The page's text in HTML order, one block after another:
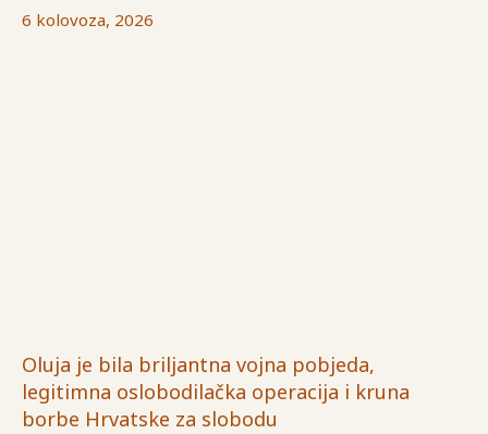
6 kolovoza, 2026
Oluja je bila briljantna vojna pobjeda,
legitimna oslobodilačka operacija i kruna
borbe Hrvatske za slobodu